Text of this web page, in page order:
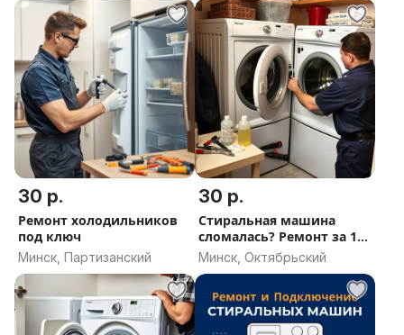
30 р.
Ремонт холодильников
под ключ
Минск, Партизанский
30 р.
Стиральная машина
сломалась? Ремонт за 1
день
Минск, Октябрьский